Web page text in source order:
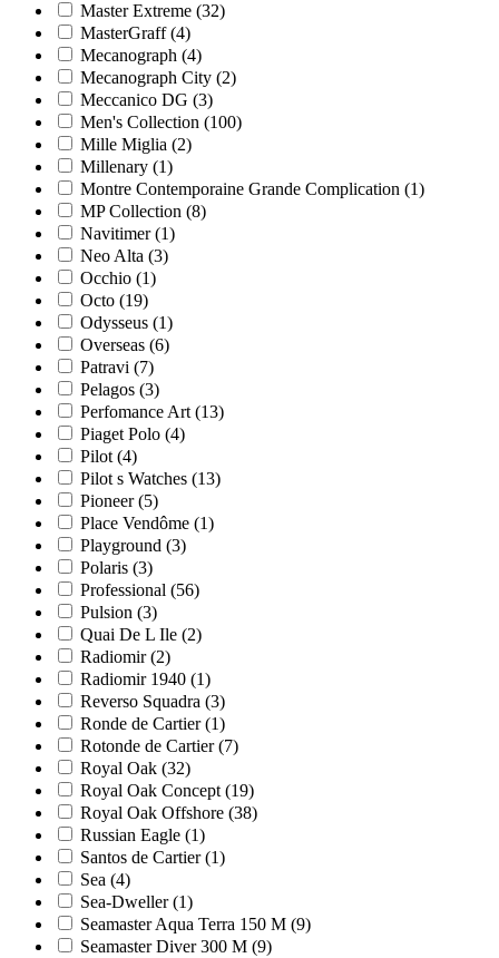
Master Extreme (32)
MasterGraff (4)
Mecanograph (4)
Mecanograph City (2)
Meccanico DG (3)
Men's Collection (100)
Mille Miglia (2)
Millenary (1)
Montre Contemporaine Grande Complication (1)
MP Collection (8)
Navitimer (1)
Neo Alta (3)
Occhio (1)
Octo (19)
Odysseus (1)
Overseas (6)
Patravi (7)
Pelagos (3)
Perfomance Art (13)
Piaget Polo (4)
Pilot (4)
Pilot s Watches (13)
Pioneer (5)
Place Vendôme (1)
Playground (3)
Polaris (3)
Professional (56)
Pulsion (3)
Quai De L Ile (2)
Radiomir (2)
Radiomir 1940 (1)
Reverso Squadra (3)
Ronde de Cartier (1)
Rotonde de Cartier (7)
Royal Oak (32)
Royal Oak Concept (19)
Royal Oak Offshore (38)
Russian Eagle (1)
Santos de Cartier (1)
Sea (4)
Sea-Dweller (1)
Seamaster Aqua Terra 150 M (9)
Seamaster Diver 300 M (9)